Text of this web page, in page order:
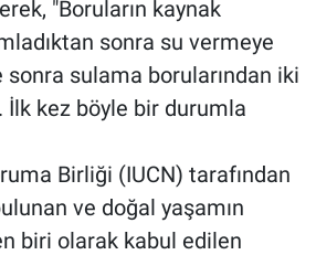
"Boruların kaynak
sonra su vermeye
sonra sulama borularından iki
İlk kez böyle bir durumla
Birliği (IUCN) tarafından
ve doğal yaşamın
biri olarak kabul edilen